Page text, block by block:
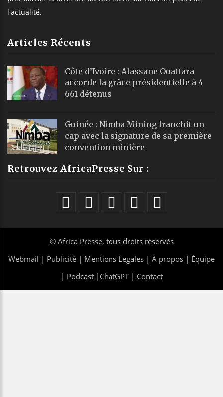
l'actualité.
Articles Récents
Côte d’Ivoire : Alassane Ouattara
accorde la grâce présidentielle à 4
661 détenus
Guinée : Nimba Mining franchit un
cap avec la signature de sa première
convention minière
Retrouvez AfricaPresse Sur :
© Africa Presse, tous droits réservés
Webmail | Publicité | Mentions Legales | À propos | Équipe
| Podcast| ChatGPT| Contact